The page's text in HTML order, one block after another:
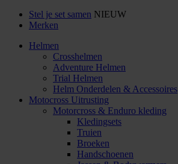
Stel je set samen NIEUW
Merken
Helmen
Crosshelmen
Adventure Helmen
Trial Helmen
Helm Onderdelen & Accessoires
Motocross Uitrusting
Motorcross & Enduro kleding
Kledingsets
Truien
Broeken
Handschoenen